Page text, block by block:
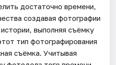
достаточно времени,
создавая фотографии
выполняя съёмку
тип фотографирования
съёмка. Учитывая